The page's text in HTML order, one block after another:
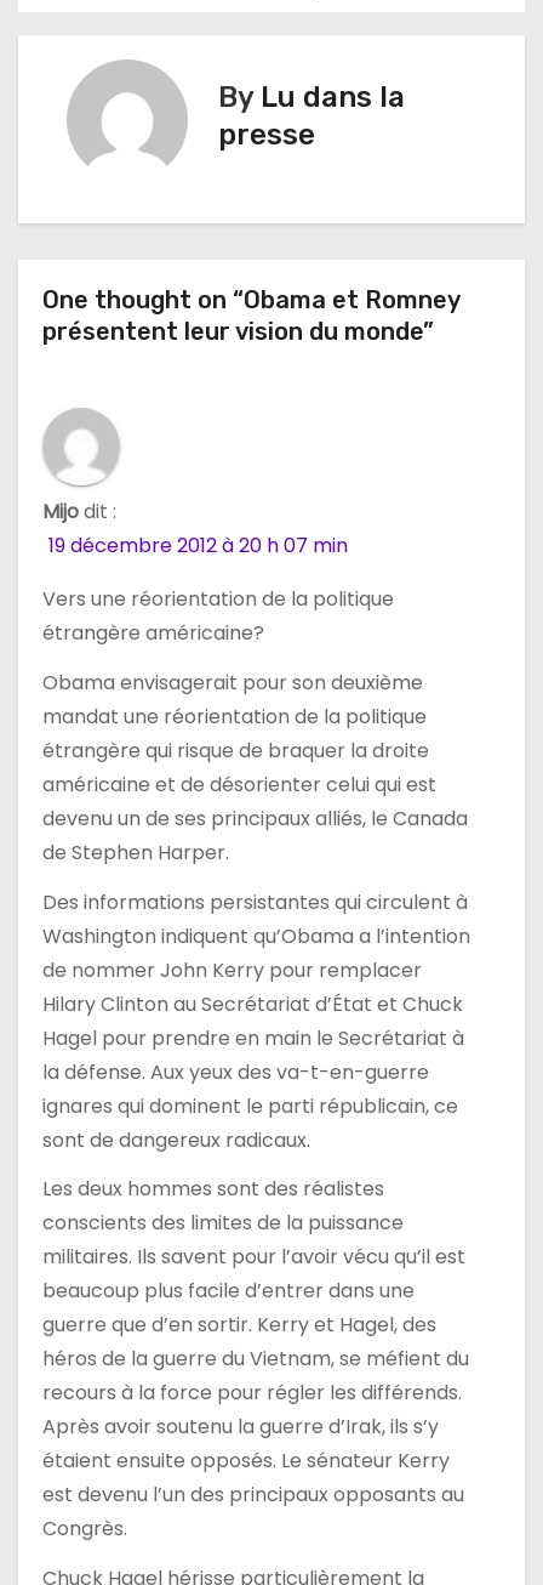
i
o
n
e
a
r
t
c
e
By Lu dans la
presse
One thought on “Obama et Romney
présentent leur vision du monde”
Mijodit :
19 décembre 2012 à 20 h 07 min
Vers une réorientation de la politique
étrangère américaine?
Obama envisagerait pour son deuxième
mandat une réorientation de la politique
étrangère qui risque de braquer la droite
américaine et de désorienter celui qui est
devenu un de ses principaux alliés, le Canada
de Stephen Harper.
Des informations persistantes qui circulent à
Washington indiquent qu’Obama a l’intention
de nommer John Kerry pour remplacer
Hilary Clinton au Secrétariat d’État et Chuck
Hagel pour prendre en main le Secrétariat à
la défense. Aux yeux des va-t-en-guerre
ignares qui dominent le parti républicain, ce
sont de dangereux radicaux.
Les deux hommes sont des réalistes
conscients des limites de la puissance
militaires. Ils savent pour l’avoir vécu qu’il est
beaucoup plus facile d’entrer dans une
guerre que d’en sortir. Kerry et Hagel, des
héros de la guerre du Vietnam, se méfient du
recours à la force pour régler les différends.
Après avoir soutenu la guerre d’Irak, ils s’y
étaient ensuite opposés. Le sénateur Kerry
est devenu l’un des principaux opposants au
Congrès.
Chuck Hagel hérisse particulièrement la